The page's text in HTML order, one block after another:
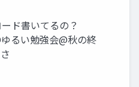
ド書いてるの？
るい勉強会@秋の終